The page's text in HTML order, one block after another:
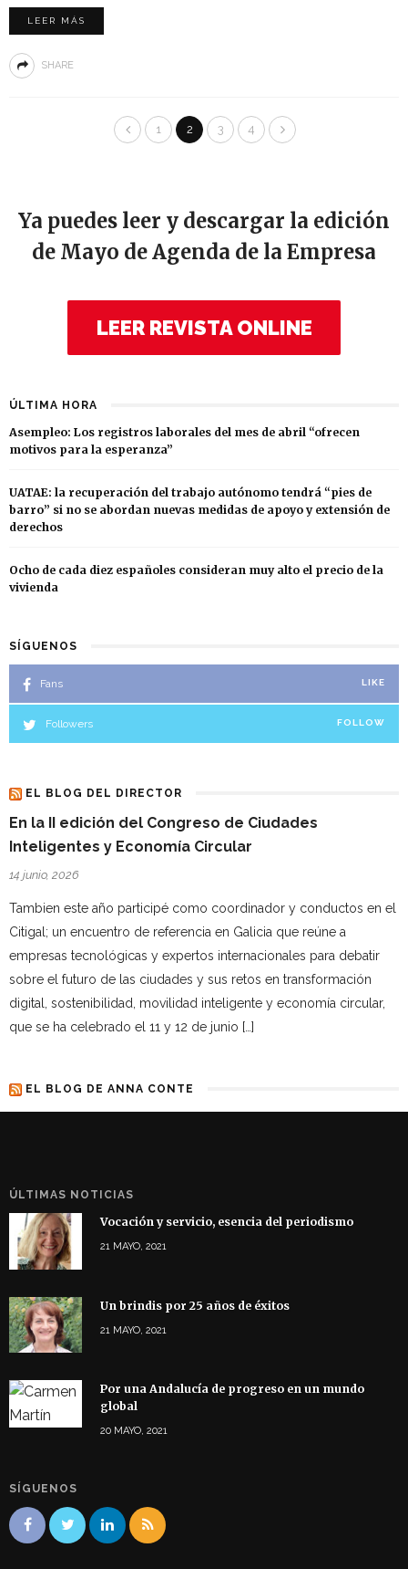
LEER MÁS
SHARE
1 2 3 4
Ya puedes leer y descargar la edición
de Mayo de Agenda de la Empresa
LEER REVISTA ONLINE
ÚLTIMA HORA
Asempleo: Los registros laborales del mes de abril “ofrecen
motivos para la esperanza”
UATAE: la recuperación del trabajo autónomo tendrá “pies de
barro” si no se abordan nuevas medidas de apoyo y extensión de
derechos
Ocho de cada diez españoles consideran muy alto el precio de la
vivienda
SÍGUENOS
Fans LIKE
Followers FOLLOW
EL BLOG DEL DIRECTOR
En la II edición del Congreso de Ciudades
Inteligentes y Economía Circular
14 junio, 2026
Tambien este año participé como coordinador y conductos en el
Citigal; un encuentro de referencia en Galicia que reúne a
empresas tecnológicas y expertos internacionales para debatir
sobre el futuro de las ciudades y sus retos en transformación
digital, sostenibilidad, movilidad inteligente y economía circular,
que se ha celebrado el 11 y 12 de junio […]
EL BLOG DE ANNA CONTE
ÚLTIMAS NOTICIAS
Vocación y servicio, esencia del periodismo
21 MAYO, 2021
Un brindis por 25 años de éxitos
21 MAYO, 2021
Por una Andalucía de progreso en un mundo
global
20 MAYO, 2021
SÍGUENOS